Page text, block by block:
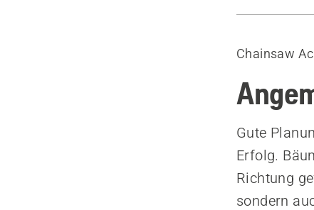
Planen Sie
Fällen
Das
Niedrige
Chainsaw
Gute
Erfolg.
Richtung
sondern